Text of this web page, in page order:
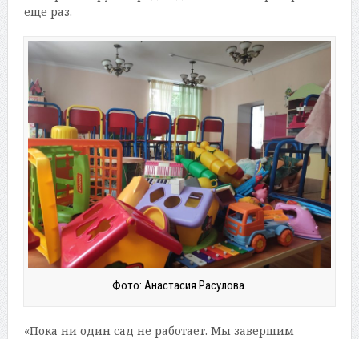
еще раз.
Фото: Анастасия Расулова.
«Пока ни один сад не работает. Мы завершим